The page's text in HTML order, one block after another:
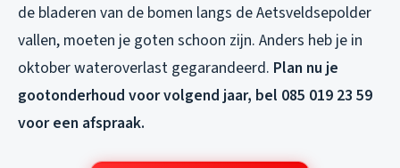
de bladeren van de bomen langs de Aetsveldsepolder
vallen, moeten je goten schoon zijn. Anders heb je in
oktober wateroverlast gegarandeerd. Plan nu je
gootonderhoud voor volgend jaar, bel 085 019 23 59
voor een afspraak.